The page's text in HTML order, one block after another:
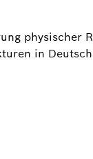
physischer
in